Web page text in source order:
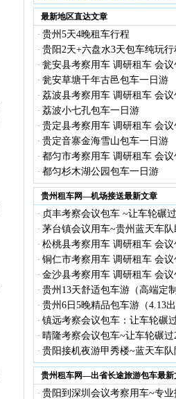
最新地区直达文章
· 贵州5天4晚租车行程
· 贵阳2天+六盘水3天包车纯玩行
· 瓮安县考察用车 调研租车 会
· 瓮安草塘千年古邑包车一日游
· 荔波县考察用车 调研租车 会
· 荔波小七孔包车一日游
· 贵定县考察用车 调研租车 会
· 贵定音寨金海雪山包车一日游
· 都匀市考察用车 调研租车 会
· 都匀杉木湖公园包车一日游
贵州租车网—机场接送最新文章
· 贞丰考察会议包车 ~让车轮碾
· 茅台镇会议用车~贵州蓝天车
· 松桃县考察用车 调研租车 会
· 铜仁市考察用车 调研租车 会
· 金沙县考察用车 调研租车 会
· 贵州13天舒适包车游（高端定
· 贵州6日5晚精品包车游（4.13
· 镇远考察会议包车：让车轮碾
· 晴隆考察会议包车~让车轮碾过
· 贵阳接机夜游甲秀楼~蓝天车
贵州租车网—出省长途旅游包车最新
· 贵阳到深圳会议考察用车~专